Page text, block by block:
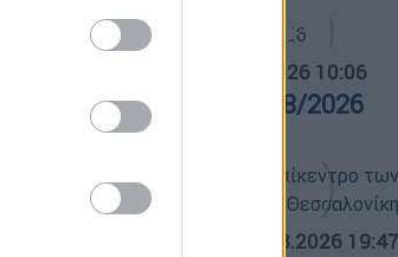
06.08.2026 10:06
Ώρα Ελλάδος 06/08/2026
06.08.2026 19:47